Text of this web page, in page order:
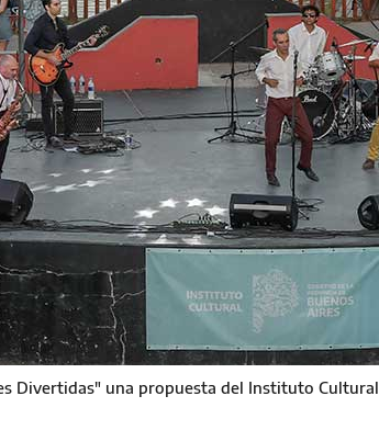
Divertidas" una propuesta del Instituto Cultural